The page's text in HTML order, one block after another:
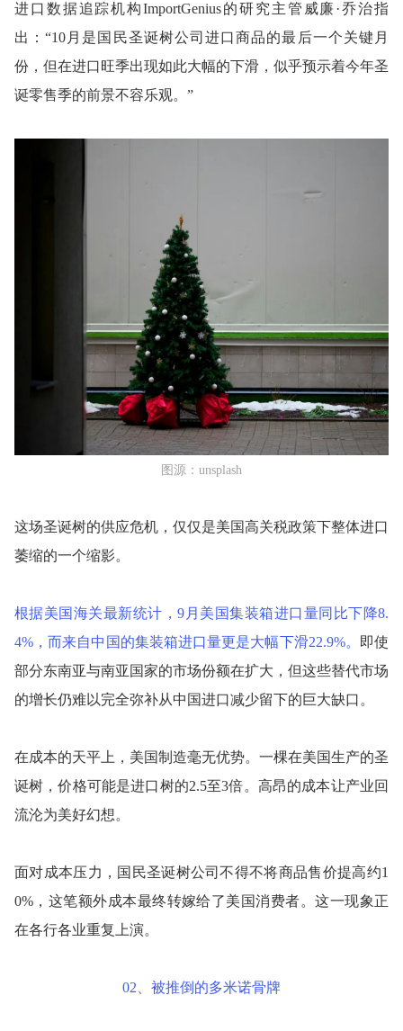
进口数据追踪机构ImportGenius的研究主管威廉·乔治指
出：“10月是国民圣诞树公司进口商品的最后一个关键月
份，但在进口旺季出现如此大幅的下滑，似乎预示着今年圣
诞零售季的前景不容乐观。”
图源：unsplash
这场圣诞树的供应危机，仅仅是美国高关税政策下整体进口
萎缩的一个缩影。
根据美国海关最新统计，9月美国集装箱进口量同比下降8.
4%，而来自中国的集装箱进口量更是大幅下滑22.9%。 即使
部分东南亚与南亚国家的市场份额在扩大，但这些替代市场
的增长仍难以完全弥补从中国进口减少留下的巨大缺口。
在成本的天平上，美国制造毫无优势。一棵在美国生产的圣
诞树，价格可能是进口树的2.5至3倍。高昂的成本让产业回
流沦为美好幻想。
面对成本压力，国民圣诞树公司不得不将商品售价提高约1
0%，这笔额外成本最终转嫁给了美国消费者。这一现象正
在各行各业重复上演。
02、被推倒的多米诺骨牌